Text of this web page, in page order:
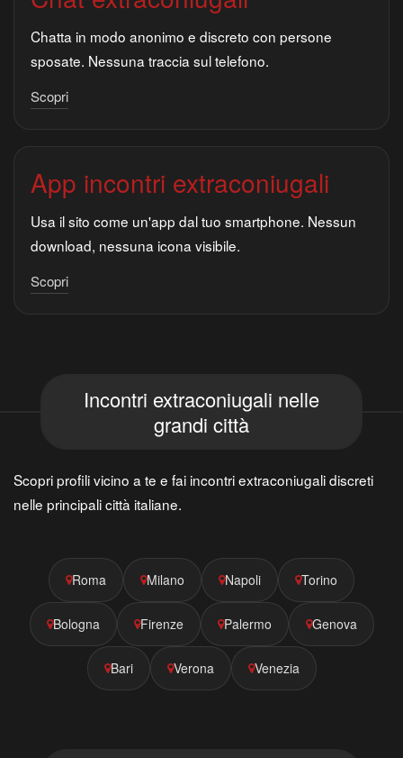
Chatta in modo anonimo e discreto con persone
sposate. Nessuna traccia sul telefono.
Scopri
App incontri extraconiugali
Usa il sito come un'app dal tuo smartphone. Nessun
download, nessuna icona visibile.
Scopri
Incontri extraconiugali nelle
grandi città
Scopri profili vicino a te e fai incontri extraconiugali discreti
nelle principali città italiane.
Roma Milano Napoli Torino
Bologna Firenze Palermo Genova
Bari Verona Venezia